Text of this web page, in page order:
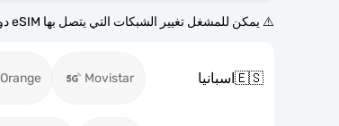
⚠️ يمكن للمشغل تغيير الشبكات التي يتصل بها eSIM دون إشعار.
🇪🇸اسبانيا Movistar
Orange